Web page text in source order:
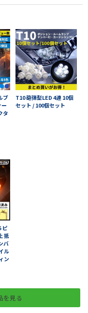
ブ
タ
T10 砲弾型LED 4連 10個
セット / 100個セット
ピ
抵
バ
ル
ン
を見る